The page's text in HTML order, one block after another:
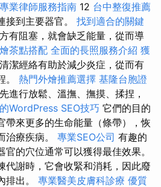
專業律師服務指南 12 台中整復推薦
接到主要器官。 找到適合的關鍵
有阻塞，就會缺乏能量，從而導
茶點搭配 全面的長照服務介紹 獲
清潔經絡有助於減少炎症，從而有
。 熱門外燴推薦選擇 基隆台胞證
進行放鬆、溫撫、撫摸、揉捏，
WordPress SEO技巧 它們的目的
帶來更多的生命能量（條帶），恢
治療疾病。 專業SEO公司 有趣的
的穴位通常可以獲得最佳效果。
代謝時，它會收緊和消耗，因此廢
排出。 專業醫美皮膚科診療 優質